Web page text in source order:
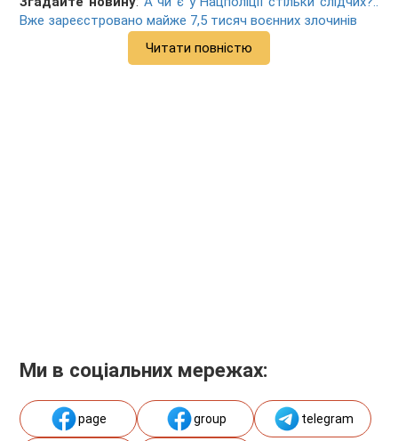
Вже зареєстровано майже 7,5 тисяч воєнних злочинів
Читати повністю
Ми в соціальних мережах:
page group telegram